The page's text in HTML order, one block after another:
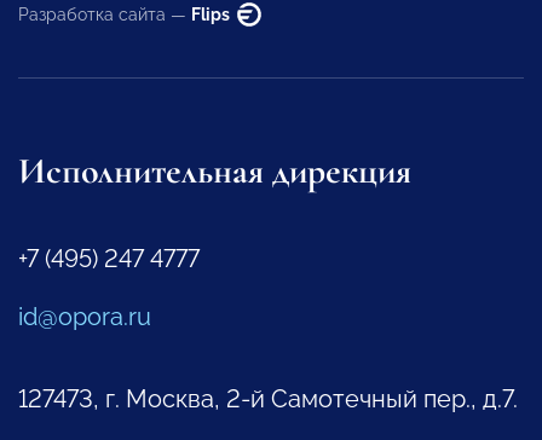
Разработка сайта — Flips
Исполнительная дирекция
+7 (495) 247 4777
id@opora.ru
127473, г. Москва, 2-й Самотечный пер., д.7.